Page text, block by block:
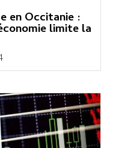
en Occitanie :
limite la